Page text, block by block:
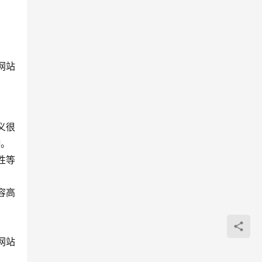
站
很
等
高
站